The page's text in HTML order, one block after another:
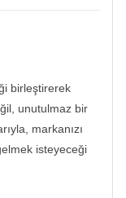
birleştirerek
unutulmaz bir
markanızı
isteyeceği